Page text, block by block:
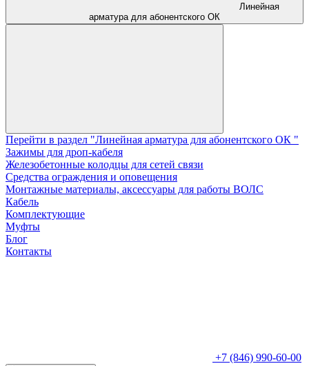
Линейная
арматура для абонентского ОК
Перейти в раздел "Линейная арматура для абонентского ОК "
Зажимы для дроп-кабеля
Железобетонные колодцы для сетей связи
Средства ограждения и оповещения
Монтажные материалы, аксессуары для работы ВОЛС
Кабель
Комплектующие
Муфты
Блог
Контакты
+7 (846) 990-60-00